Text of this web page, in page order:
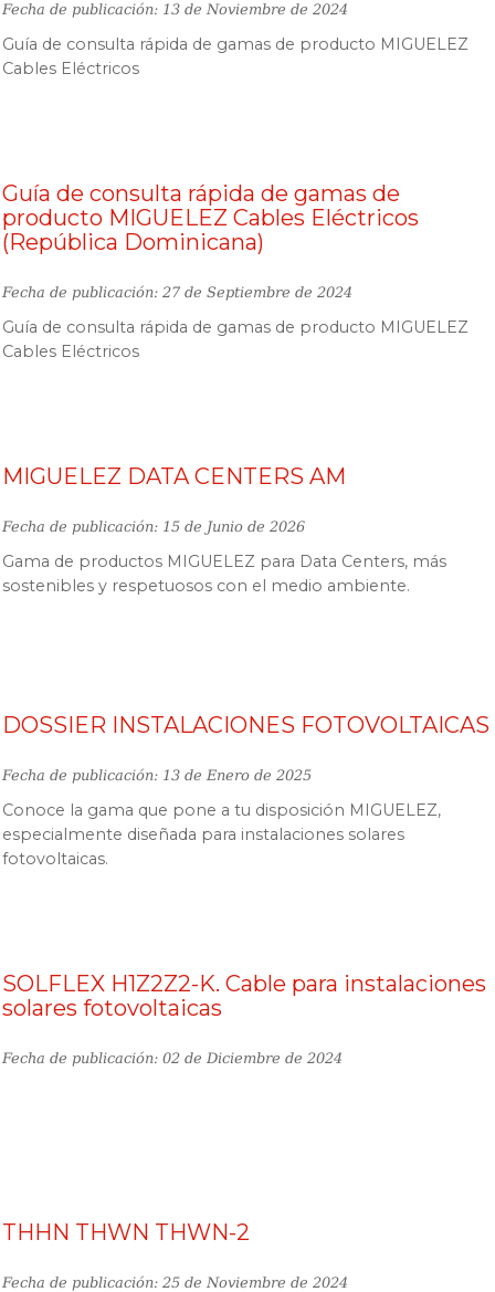
Fecha de publicación: 13 de Noviembre de 2024
Guía de consulta rápida de gamas de producto MIGUELEZ
Cables Eléctricos
Guía de consulta rápida de gamas de
producto MIGUELEZ Cables Eléctricos
(República Dominicana)
Fecha de publicación: 27 de Septiembre de 2024
Guía de consulta rápida de gamas de producto MIGUELEZ
Cables Eléctricos
MIGUELEZ DATA CENTERS AM
Fecha de publicación: 15 de Junio de 2026
Gama de productos MIGUELEZ para Data Centers, más
sostenibles y respetuosos con el medio ambiente.
DOSSIER INSTALACIONES FOTOVOLTAICAS
Fecha de publicación: 13 de Enero de 2025
Conoce la gama que pone a tu disposición MIGUELEZ,
especialmente diseñada para instalaciones solares
fotovoltaicas.
SOLFLEX H1Z2Z2-K. Cable para instalaciones
solares fotovoltaicas
Fecha de publicación: 02 de Diciembre de 2024
THHN THWN THWN-2
Fecha de publicación: 25 de Noviembre de 2024